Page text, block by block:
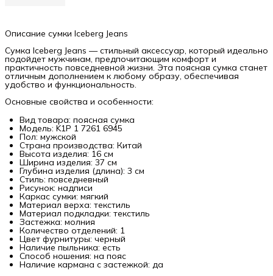
Описание сумки Iceberg Jeans
Сумка Iceberg Jeans — стильный аксессуар, который идеально
подойдет мужчинам, предпочитающим комфорт и
практичность повседневной жизни. Эта поясная сумка станет
отличным дополнением к любому образу, обеспечивая
удобство и функциональность.
Основные свойства и особенности:
Вид товара: поясная сумка
Модель: K1P 1 7261 6945
Пол: мужской
Страна производства: Китай
Высота изделия: 16 см
Ширина изделия: 37 см
Глубина изделия (длина): 3 см
Стиль: повседневный
Рисунок: надписи
Каркас сумки: мягкий
Материал верха: текстиль
Материал подкладки: текстиль
Застежка: молния
Количество отделений: 1
Цвет фурнитуры: черный
Наличие пыльника: есть
Способ ношения: на пояс
Наличие кармана с застежкой: да